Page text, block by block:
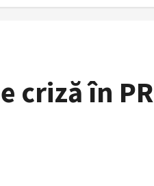
criză în PR